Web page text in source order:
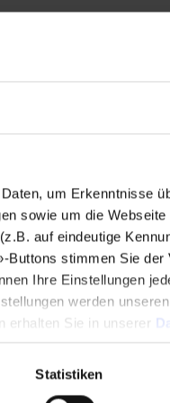
um Erkenntnisse
sowie um die
auf eindeutige
stimmen Sie der
Ihre Einstellungen
werden
erhalten Sie in unserer
Statistiken